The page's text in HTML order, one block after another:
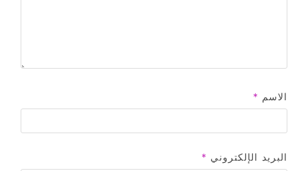
الاسم *
البريد الإلكتروني *